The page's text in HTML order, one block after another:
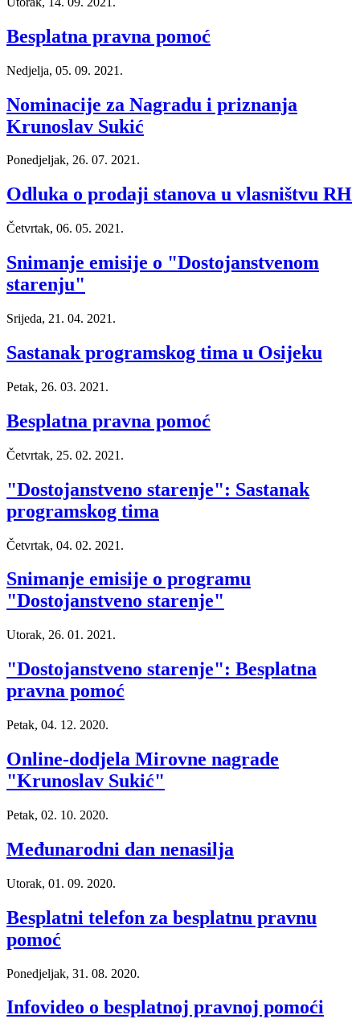
Besplatna pravna pomoć
Nedjelja, 05. 09. 2021.
Nominacije za Nagradu i priznanja
Krunoslav Sukić
Ponedjeljak, 26. 07. 2021.
Odluka o prodaji stanova u vlasništvu RH
Četvrtak, 06. 05. 2021.
Snimanje emisije o "Dostojanstvenom
starenju"
Srijeda, 21. 04. 2021.
Sastanak programskog tima u Osijeku
Petak, 26. 03. 2021.
Besplatna pravna pomoć
Četvrtak, 25. 02. 2021.
"Dostojanstveno starenje": Sastanak
programskog tima
Četvrtak, 04. 02. 2021.
Snimanje emisije o programu
"Dostojanstveno starenje"
Utorak, 26. 01. 2021.
"Dostojanstveno starenje": Besplatna
pravna pomoć
Petak, 04. 12. 2020.
Online-dodjela Mirovne nagrade
"Krunoslav Sukić"
Petak, 02. 10. 2020.
Međunarodni dan nenasilja
Utorak, 01. 09. 2020.
Besplatni telefon za besplatnu pravnu
pomoć
Ponedjeljak, 31. 08. 2020.
Infovideo o besplatnoj pravnoj pomoći